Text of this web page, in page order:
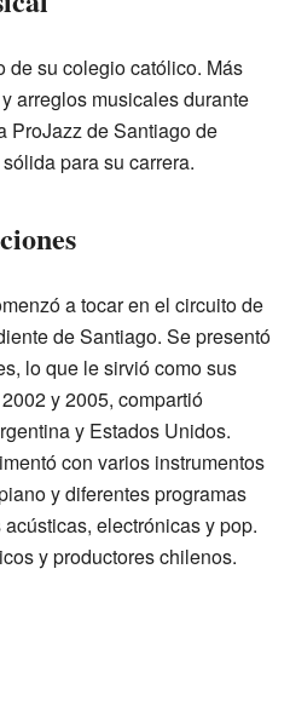
de su colegio católico. Más
arreglos musicales durante
ProJazz de Santiago de
para su carrera.
a tocar en el circuito de
de Santiago. Se presentó
lo que le sirvió como sus
y 2005, compartió
y Estados Unidos.
con varios instrumentos
y diferentes programas
electrónicas y pop.
y productores chilenos.